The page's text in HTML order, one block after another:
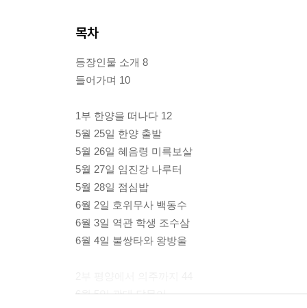
목차
등장인물 소개 8
들어가며 10
1부 한양을 떠나다 12
5월 25일 한양 출발
5월 26일 혜음령 미륵보살
5월 27일 임진강 나루터
5월 28일 점심밥
6월 2일 호위무사 백동수
6월 3일 역관 학생 조수삼
6월 4일 불쌍타와 왕방울
6월 5일 광대 달문이